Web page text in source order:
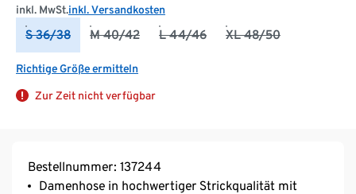
inkl. MwSt.inkl. Versandkosten
S 36/38 M 40/42 L 44/46 XL 48/50
Richtige Größe ermitteln
Zur Zeit nicht verfügbar
Bestellnummer: 137244
Damenhose in hochwertiger Strickqualität mit